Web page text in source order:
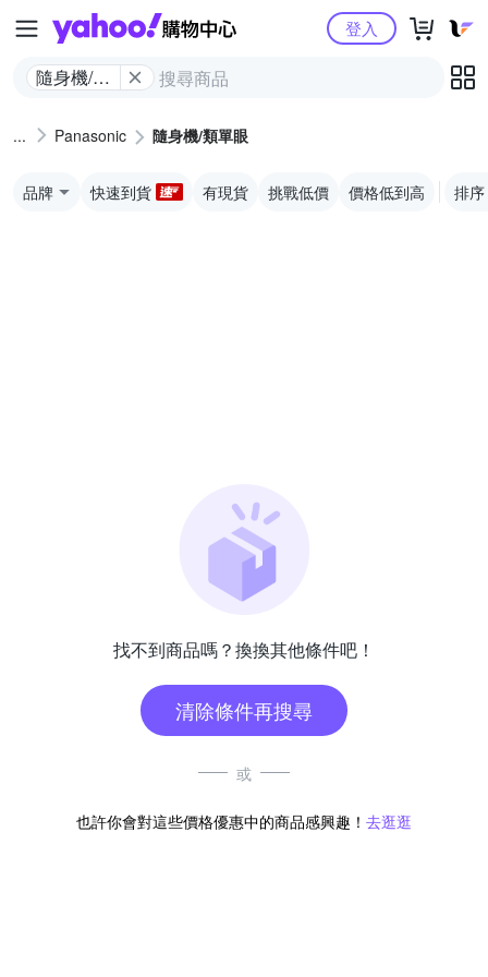
Yahoo購物中心
隨身機/類
登入
Panasonic 隨身機/類單眼
品牌 快速到貨 有現貨 挑戰低價 價格低到高 排序
找不到商品嗎？換換其他條件吧！
清除條件再搜尋
或
也許你會對這些價格優惠中的商品感興趣！ 去逛逛